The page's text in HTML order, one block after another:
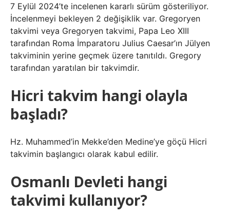
7 Eylül 2024’te incelenen kararlı sürüm gösteriliyor.
İncelenmeyi bekleyen 2 değişiklik var. Gregoryen
takvimi veya Gregoryen takvimi, Papa Leo XIII
tarafından Roma İmparatoru Julius Caesar’ın Jülyen
takviminin yerine geçmek üzere tanıtıldı. Gregory
tarafından yaratılan bir takvimdir.
Hicri takvim hangi olayla
başladı?
Hz. Muhammed’in Mekke’den Medine’ye göçü Hicri
takvimin başlangıcı olarak kabul edilir.
Osmanlı Devleti hangi
takvimi kullanıyor?